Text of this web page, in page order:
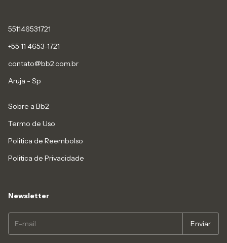
551146531721
+55 11 4653-1721
contato@bb2.com.br
Aruja - Sp
Sobre a Bb2
Termo de Uso
Politica de Reembolso
Politica de Privacidade
Newsletter